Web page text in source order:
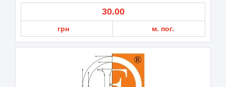
30.00
грн м. пог.